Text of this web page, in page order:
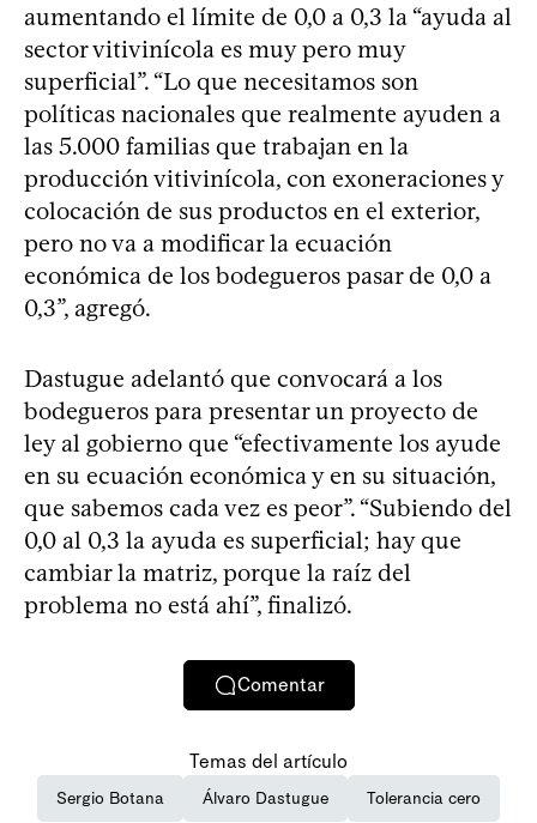
aumentando el límite de 0,0 a 0,3 la “ayuda al
sector vitivinícola es muy pero muy
superficial”. “Lo que necesitamos son
políticas nacionales que realmente ayuden a
las 5.000 familias que trabajan en la
producción vitivinícola, con exoneraciones y
colocación de sus productos en el exterior,
pero no va a modificar la ecuación
económica de los bodegueros pasar de 0,0 a
0,3”, agregó.
Dastugue adelantó que convocará a los
bodegueros para presentar un proyecto de
ley al gobierno que “efectivamente los ayude
en su ecuación económica y en su situación,
que sabemos cada vez es peor”. “Subiendo del
0,0 al 0,3 la ayuda es superficial; hay que
cambiar la matriz, porque la raíz del
problema no está ahí”, finalizó.
Comentar
Temas del artículo
Sergio Botana Álvaro Dastugue Tolerancia cero